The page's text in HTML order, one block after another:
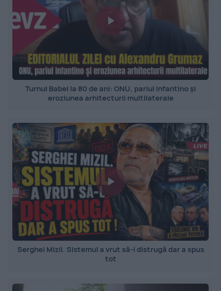
Turnul Babel la 80 de ani: ONU, pariul Infantino și
eroziunea arhitecturii multilaterale
Serghei Mizil. Sistemul a vrut să-l distrugă dar a spus
tot